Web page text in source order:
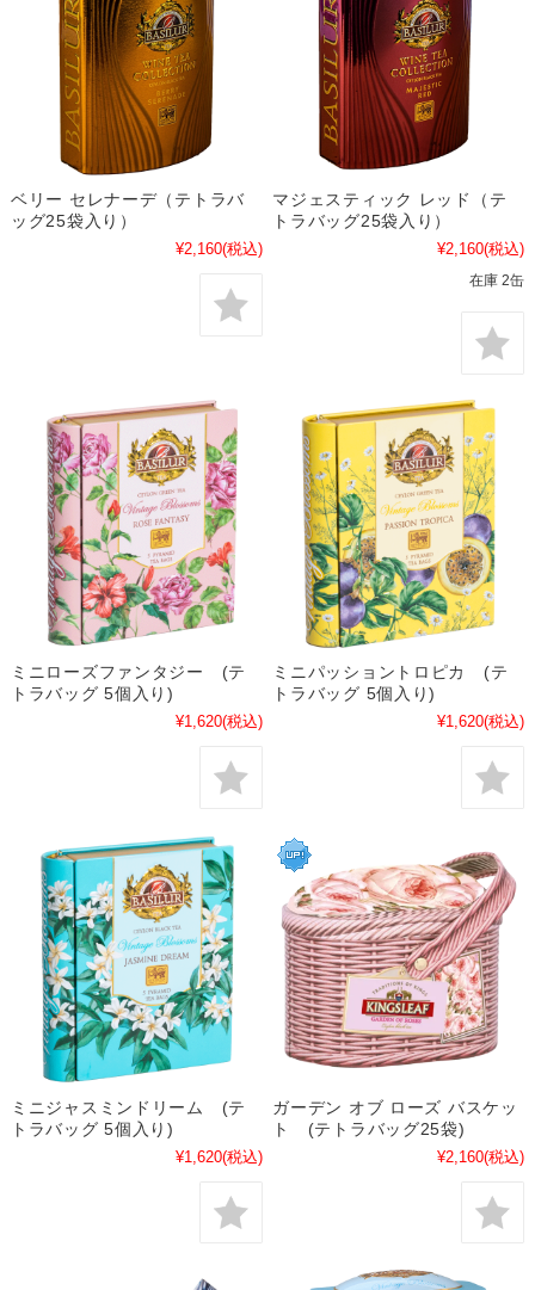
ベリー セレナーデ（テトラバ
ッグ25袋入り）
¥2,160(税込)
マジェスティック レッド（テ
トラバッグ25袋入り）
¥2,160(税込)
在庫 2缶
ミニローズファンタジー (テ
トラバッグ 5個入り)
¥1,620(税込)
ミニパッショントロピカ (テ
トラバッグ 5個入り)
¥1,620(税込)
ミニジャスミンドリーム (テ
トラバッグ 5個入り)
¥1,620(税込)
ガーデン オブ ローズ バスケッ
ト (テトラバッグ25袋)
¥2,160(税込)